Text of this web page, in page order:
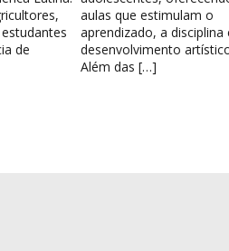
de
aulas que estimulam o
aprendizado, a disciplina
desenvolvimento
Além das […]